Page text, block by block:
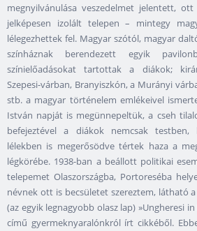
megnyilvánulása veszedelmet jelentett,
jelképesen izolált telepen – mintegy
lélegezhettek fel. Magyar szótól, magyar
színháznak berendezett egyik
színielőadásokat tartottak a diákok;
Szepesi-várban, Branyiszkón, a Murányi
stb. a magyar történelem emlékeivel
István napját is megünnepeltük, a cseh
befejeztével a diákok nemcsak testben,
lélekben is megerősödve tértek haza a
légkörébe. 1938-ban a beállott politikai
telepemet Olaszországba, Portoreséba
névnek ott is becsületet szereztem, látható
(az egyik legnagyobb olasz lap) »Ungheresi
című gyermeknyaralónkról írt cikkéből.